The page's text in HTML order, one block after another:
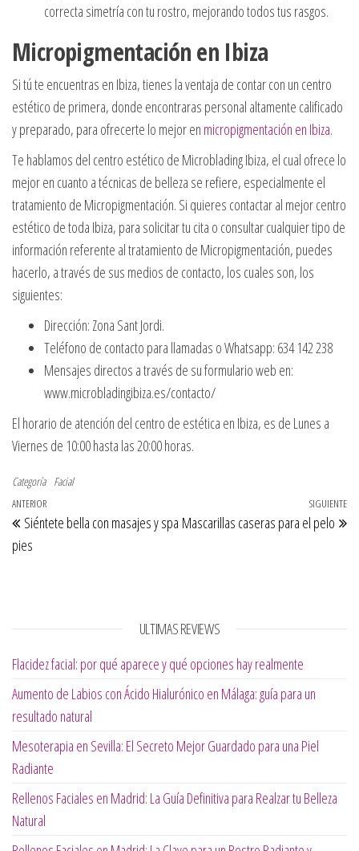
correcta simetría con tu rostro, mejorando todos tus rasgos.
Micropigmentación en Ibiza
Si tú te encuentras en Ibiza, tienes la ventaja de contar con un centro
estético de primera, donde encontraras personal altamente calificado
y preparado, para ofrecerte lo mejor en micropigmentación en Ibiza.
Te hablamos del centro estético de Microblading Ibiza, el cual ofrece lo
mejor en cuanto a técnicas de belleza se refiere, especialmente el
tratamiento de Micropigmentación. Si quieres contactar al mejor centro
estético de toda Ibiza, para solicitar tu cita o consultar cualquier tipo de
información referente al tratamiento de Micropigmentación, puedes
hacerlo, a través de sus medios de contacto, los cuales son, los
siguientes:
Dirección: Zona Sant Jordi.
Teléfono de contacto para llamadas o Whatsapp: 634 142 238
Mensajes directos a través de su formulario web en:
www.microbladingibiza.es/contacto/
El horario de atención del centro de estética en Ibiza, es de Lunes a
Viernes de 10:00 hasta las 20:00 horas.
Categoría Facial
Navegación de entradas
Entrada anterior
ANTERIOR
Siéntete bella con masajes y spa
pies
SIGUIENTE
Mascarillas caseras para el pelo
ULTIMAS REVIEWS
Flacidez facial: por qué aparece y qué opciones hay realmente
Aumento de Labios con Ácido Hialurónico en Málaga: guía para un
resultado natural
Mesoterapia en Sevilla: El Secreto Mejor Guardado para una Piel
Radiante
Rellenos Faciales en Madrid: La Guía Definitiva para Realzar tu Belleza
Natural